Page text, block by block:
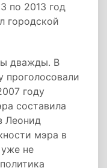
по 2013 год
городской
дважды. В
проголосовали
году
составила
Леонид
мэра в
уже не